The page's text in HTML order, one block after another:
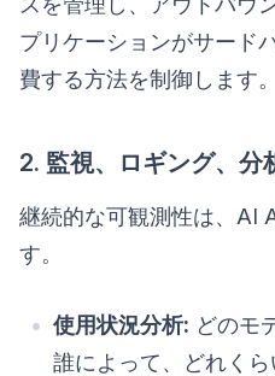
プリケーションがサード
費する方法を制御します。
2. 監視、ロギング、分
継続的な可観測性は、AI
す。
使用状況分析: どのモ
誰によって、どれく